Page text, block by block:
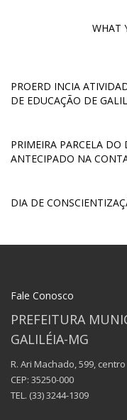
WHAT
PROERD INCIA
DE EDUCAÇÃO DE
PRIMEIRA PARCELA DO
ANTECIPADO NA
DIA DE
Fale Conosco
PREFEITURA
GALILÉIA-MG
R. Ari Machado, 599, centro
CEP: 35250-000
TEL. (33) 3244-1309